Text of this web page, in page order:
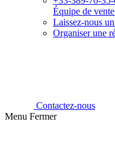
Équipe de
Laissez-nous
Organiser une
Contactez-nous
Menu Fermer